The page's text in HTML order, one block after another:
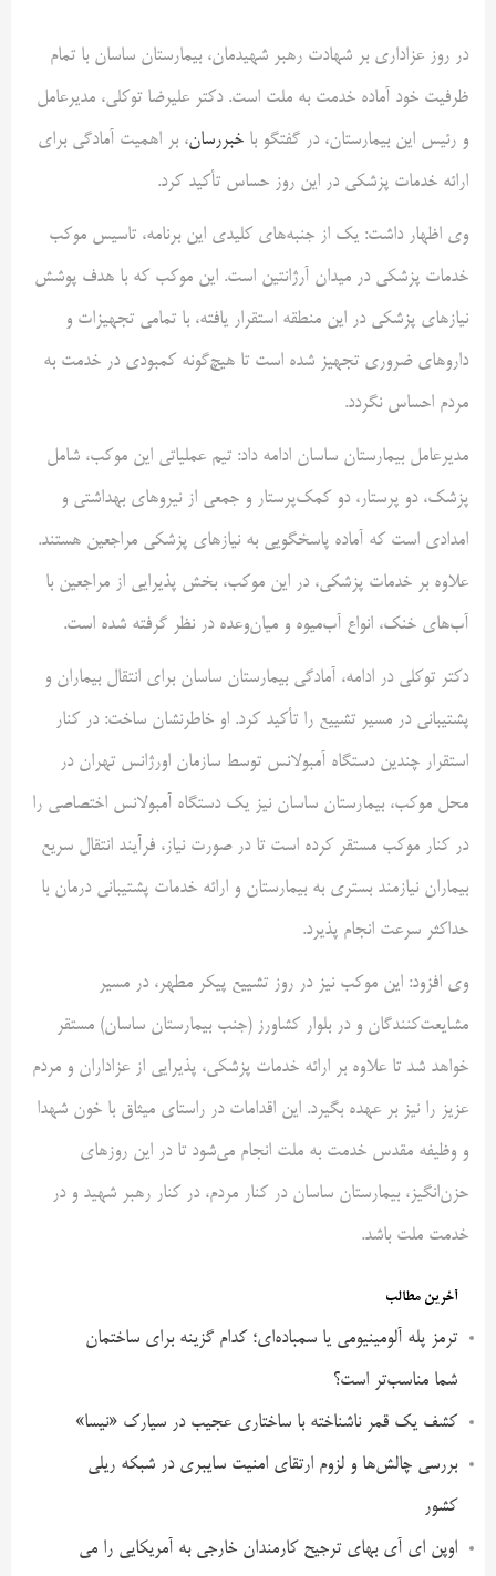
در روز عزاداری بر شهادت رهبر شهیدمان، بیمارستان ساسان با تمام
ظرفیت خود آماده خدمت به ملت است. دکتر علیرضا توکلی، مدیرعامل
و رئیس این بیمارستان، در گفتگو با خبررسان، بر اهمیت آمادگی برای
ارائه خدمات پزشکی در این روز حساس تأکید کرد.
وی اظهار داشت: یک از جنبه‌های کلیدی این برنامه، تاسیس موکب
خدمات پزشکی در میدان آرژانتین است. این موکب که با هدف پوشش
نیازهای پزشکی در این منطقه استقرار یافته، با تمامی تجهیزات و
داروهای ضروری تجهیز شده است تا هیچ‌گونه کمبودی در خدمت به
مردم احساس نگردد.
مدیرعامل بیمارستان ساسان ادامه داد: تیم عملیاتی این موکب، شامل
پزشک، دو پرستار، دو کمک‌پرستار و جمعی از نیروهای بهداشتی و
امدادی است که آماده پاسخگویی به نیازهای پزشکی مراجعین هستند.
علاوه بر خدمات پزشکی، در این موکب، بخش پذیرایی از مراجعین با
آب‌های خنک، انواع آب‌میوه و میان‌وعده در نظر گرفته شده است.
دکتر توکلی در ادامه، آمادگی بیمارستان ساسان برای انتقال بیماران و
پشتیبانی در مسیر تشییع را تأکید کرد. او خاطرنشان ساخت: در کنار
استقرار چندین دستگاه آمبولانس توسط سازمان اورژانس تهران در
محل موکب، بیمارستان ساسان نیز یک دستگاه آمبولانس اختصاصی را
در کنار موکب مستقر کرده است تا در صورت نیاز، فرآیند انتقال سریع
بیماران نیازمند بستری به بیمارستان و ارائه خدمات پشتیبانی درمان با
حداکثر سرعت انجام پذیرد.
وی افزود: این موکب نیز در روز تشییع پیکر مطهر، در مسیر
مشایعت‌کنندگان و در بلوار کشاورز (جنب بیمارستان ساسان) مستقر
خواهد شد تا علاوه بر ارائه خدمات پزشکی، پذیرایی از عزاداران و مردم
عزیز را نیز بر عهده بگیرد. این اقدامات در راستای میثاق با خون شهدا
و وظیفه مقدس خدمت به ملت انجام می‌شود تا در این روزهای
حزن‌انگیز، بیمارستان ساسان در کنار مردم، در کنار رهبر شهید و در
خدمت ملت باشد.
آخرین مطالب
ترمز پله آلومینیومی یا سمباده‌ای؛ کدام گزینه برای ساختمان
شما مناسب‌تر است؟
کشف یک قمر ناشناخته با ساختاری عجیب در سیارک «نیسا»
بررسی چالش‌ها و لزوم ارتقای امنیت سایبری در شبکه ریلی
کشور
اوپن ای آی بهای ترجیح کارمندان خارجی به آمریکایی را می